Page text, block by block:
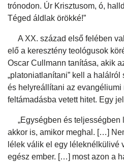
trónodon. Úr Krisztusom, ó,
Téged áldlak örökké!”
A XX. század első felében
elő a keresztény teológusok
Oscar Cullmann tanítása, akik
„platoniatlanítani” kell a
és helyreállítani az evangéliumi
feltámadásba vetett hitet. Egy
„Egységben és teljességben
akkor is, amikor meghal. […]
lélek válik el egy léleknélkülivé
egész ember. […] most azon a